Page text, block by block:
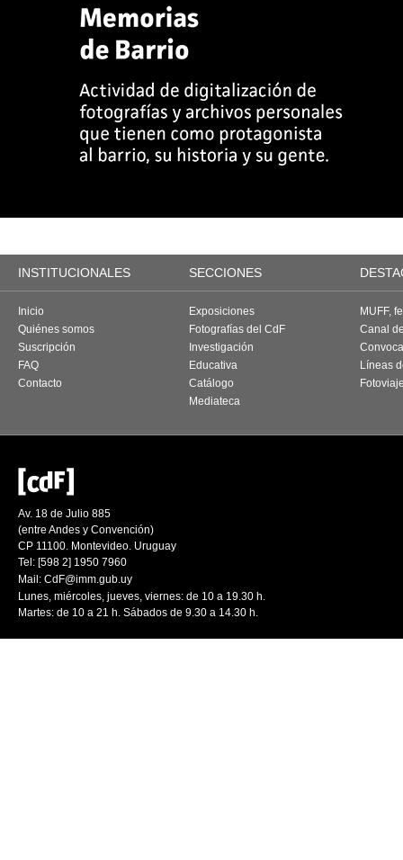
INSTITUCIONALES SECCIONES
Inicio
Quiénes somos
Suscripción
FAQ
Contacto
Exposiciones
Fotografías del CdF
Investigación
Educativa
Catálogo
Mediateca
MUFF,
Canal
Líneas
Av. 18 de Julio 885
(entre Andes y Convención)
CP 11100. Montevideo. Uruguay
Tel: [598 2] 1950 7960
Mail: CdF@imm.gub.uy
Lunes, miércoles, jueves, viernes: de 10 a 19.30 h.
Martes: de 10 a 21 h. Sábados de 9.30 a 14.30 h.